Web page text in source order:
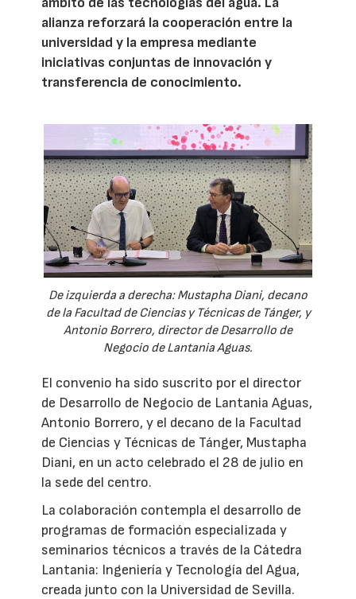
alianza reforzará la cooperación entre la
universidad y la empresa mediante
iniciativas conjuntas de innovación y
transferencia de conocimiento.
De izquierda a derecha: Mustapha Diani, decano
de la Facultad de Ciencias y Técnicas de Tánger, y
Antonio Borrero, director de Desarrollo de
Negocio de Lantania Aguas.
El convenio ha sido suscrito por el director
de Desarrollo de Negocio de Lantania Aguas,
Antonio Borrero, y el decano de la Facultad
de Ciencias y Técnicas de Tánger, Mustapha
Diani, en un acto celebrado el 28 de julio en
la sede del centro.
La colaboración contempla el desarrollo de
programas de formación especializada y
seminarios técnicos a través de la Cátedra
Lantania: Ingeniería y Tecnología del Agua,
creada junto con la Universidad de Sevilla.